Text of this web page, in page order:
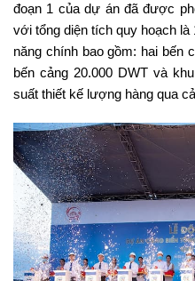
đoạn 1 của dự án đã được
với tổng diện tích quy hoạch
năng chính bao gồm: hai bến
bến cảng 20.000 DWT và
suất thiết kế lượng hàng qua